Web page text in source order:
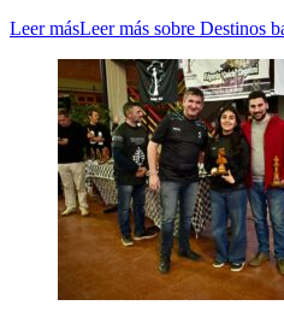
Leer másLeer más sobre Destinos